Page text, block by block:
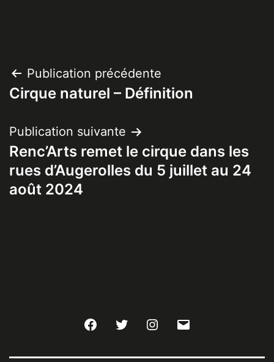
Navigation
de
l’article
Publication précédente
Cirque naturel – Définition
Publication suivante
Renc’Arts remet le cirque dans les
rues d’Augerolles du 5 juillet au 24
août 2024
FacebookTwitter Instagram